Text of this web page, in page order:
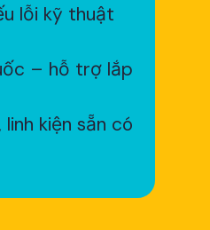
lỗi kỹ thuật
– hỗ trợ lắp
linh kiện sẵn có